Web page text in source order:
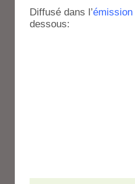
Diffusé dans l’émission
dessous: